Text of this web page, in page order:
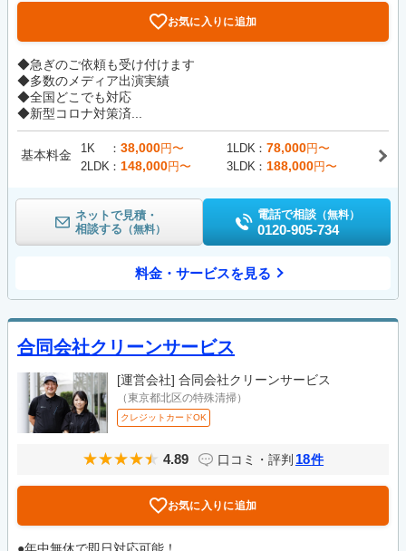
お気に入りに追加
◆急ぎのご依頼も受け付けます
◆多数のメディア出演実績
◆全国どこでも対応
◆新型コロナ対策済...
基本料金 1K 38,000円〜 1LDK 78,000円〜
2LDK
148,000円〜 3LDK 188,000円〜
ネットで見積・
相談する （無料）
電話で相談 （無料）
0120-905-734
料金・サービスを見る
合同会社クリーンサービス
[運営会社] 合同会社クリーンサービス
（東京都北区の特殊清掃）
クレジットカードOK
4.89 口コミ・評判 18件
お気に入りに追加